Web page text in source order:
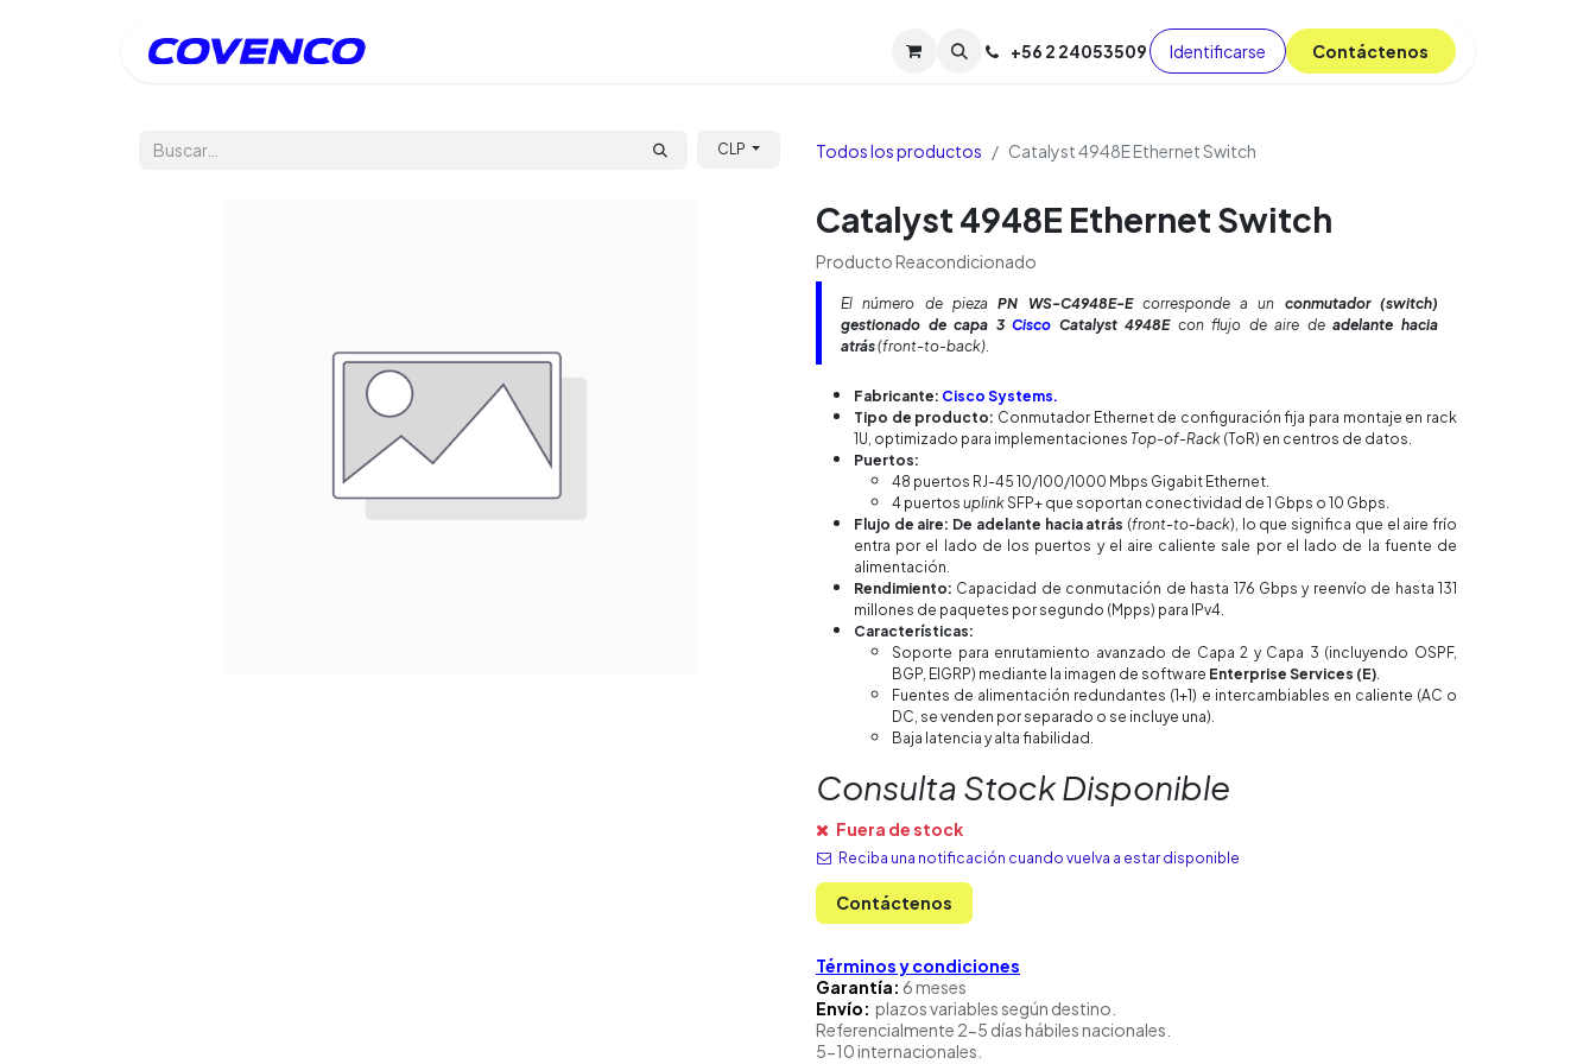
Soporte TPM (CL) Tienda Cursos Blog
+56 2 24053509 Identificarse C​​​​ont​​​​áct​​​​​​en​​​​​​os
CLP Todos los productos Catalyst 4948E Ethernet Switch
Catalyst 4948E Ethernet Switch
Producto Reacondicionado
El número de piezaPN WS-C4948E-Ecorresponde a un conmutador (switch)
gestionado de capa 3Cisco Catalyst 4948Econ flujo de aire deadelante hacia
atrás(front-to-back).
Fabricante: Cisco Systems.
Tipo de producto: Conmutador Ethernet de configuración fija para montaje en rack
1U, optimizado para implementaciones Top-of-Rack (ToR) en centros de datos.
Puertos:
48 puertos RJ-45 10/100/1000 Mbps Gigabit Ethernet.
4 puertos uplinkSFP+ que soportan conectividad de 1 Gbps o 10 Gbps.
Flujo de aire: De adelante hacia atrás (front-to-back), lo que significa que el aire frío
entra por el lado de los puertos y el aire caliente sale por el lado de la fuente de
alimentación.
Rendimiento: Capacidad de conmutación de hasta 176 Gbps y reenvío de hasta 131
millones de paquetes por segundo (Mpps) para IPv4.
Características:
Soporte para enrutamiento avanzado de Capa 2 y Capa 3 (incluyendo OSPF,
BGP, EIGRP) mediante la imagen de software Enterprise Services (E).
Fuentes de alimentación redundantes (1+1) e intercambiables en caliente (AC o
DC, se venden por separado o se incluye una).
Baja latencia y alta fiabilidad.
Consulta Stock Disponible
Fuera de stock
Reciba una notificación cuando vuelva a estar disponible
Contáctenos
Términos y condiciones
Garantía: 6 meses
Envío: plazos variables según destino.
Referencialmente 2-5 días hábiles nacionales.
5-10 internacionales.